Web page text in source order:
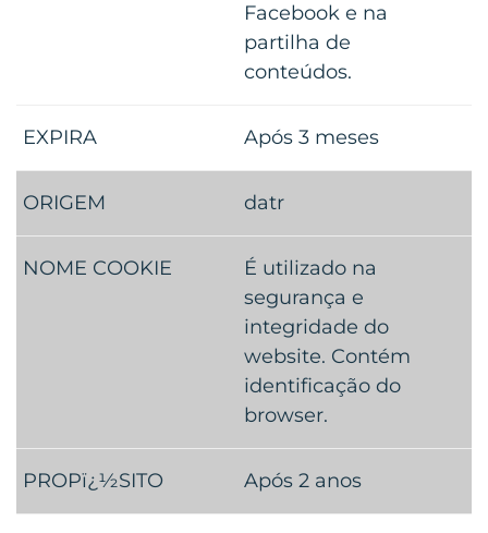
Facebook e na
partilha de
conteúdos.
Após 3 meses
datr
É utilizado na
segurança e
integridade do
website. Contém
identificação do
browser.
Após 2 anos